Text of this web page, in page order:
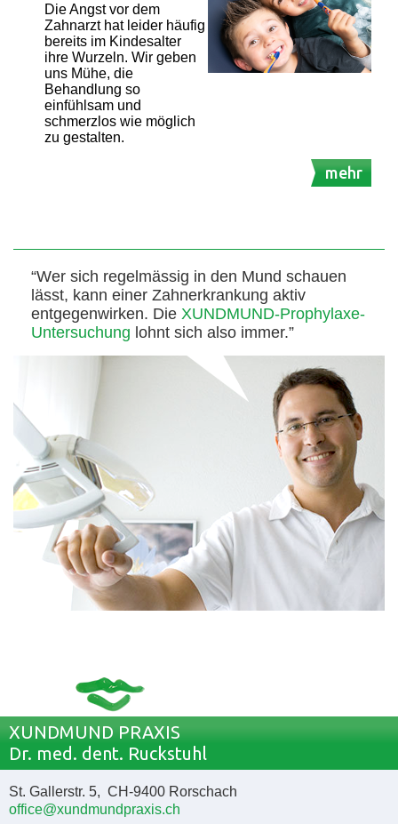
Die Angst vor dem
Zahnarzt hat leider häufig
bereits im Kindesalter
ihre Wurzeln. Wir geben
uns Mühe, die
Behandlung so
einfühlsam und
schmerzlos wie möglich
zu gestalten.
mehr
“Wer sich regelmässig in den Mund schauen
lässt, kann einer Zahnerkrankung aktiv
entgegenwirken. Die XUNDMUND-Prophylaxe-
Untersuchung lohnt sich also immer.”
XUNDMUND PRAXIS
Dr. med. dent. Ruckstuhl
St. Gallerstr. 5, CH-9400 Rorschach
office@xundmundpraxis.ch